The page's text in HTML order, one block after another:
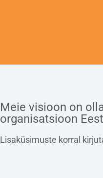
Meie visioon on
organisatsioon
Lisaküsimuste korral